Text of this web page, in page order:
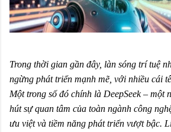
Trong thời gian gần đây, làn sóng trí tuệ
ngừng phát triển mạnh mẽ, với nhiều cái
Một trong số đó chính là DeepSeek – một
hút sự quan tâm của toàn ngành công
ưu việt và tiềm năng phát triển vượt bậc.